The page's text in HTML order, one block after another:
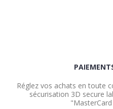
Réglez vos achats en toute
sécurisation 3D secure